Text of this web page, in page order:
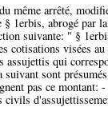
même arrêté,
§ 1erbis, abrogé par
suivante: " §
cotisations visées
assujettis qui
suivant sont
pas ce montant:
civils